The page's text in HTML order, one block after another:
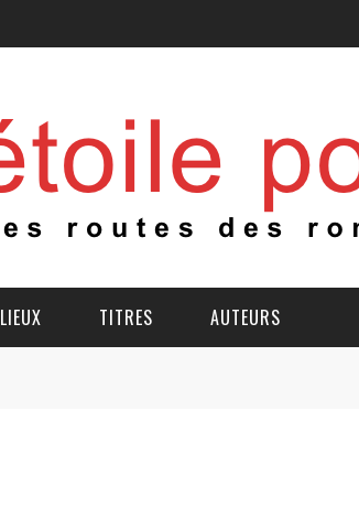
LIEUX TITRES AUTEURS